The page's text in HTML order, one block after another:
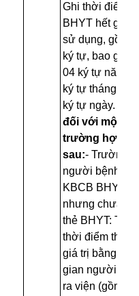
Ghi thời điểm
BHYT hết giá trị
sử dụng, gồm
ký tự, bao gồm:
04 ký tự năm +
ký tự tháng +
ký tự ngày.
đối với một số
trường hợp
sau:- Trường
người bệnh
KBCB BHYT
nhưng chưa có
thẻ BHYT: Thay
thời điểm thẻ
giá trị bằng thời
gian người
ra viện (gồm